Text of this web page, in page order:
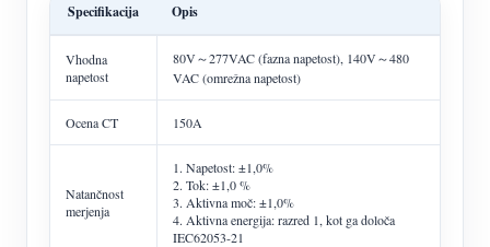
Specifikacija Opis
Vhodna
napetost
80V～277VAC (fazna napetost), 140V～480
VAC (omrežna napetost)
Ocena CT 150A
Natančnost
merjenja
1. Napetost: ±1,0%
2. Tok: ±1,0 %
3. Aktivna moč: ±1,0%
4. Aktivna energija: razred 1, kot ga določa
IEC62053-21